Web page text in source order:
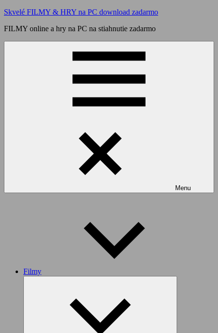
Skip
content
Skvelé FILMY & HRY na PC download zadarmo
FILMY online a hry na PC na stiahnutie zadarmo
Menu
Filmy